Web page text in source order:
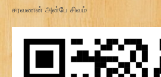
சரவணன் அன்பே சிவம்